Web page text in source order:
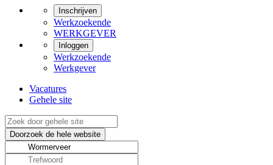
Inschrijven
Werkzoekende
WERKGEVER
Inloggen
Werkzoekende
Werkgever
Vacatures
Gehele site